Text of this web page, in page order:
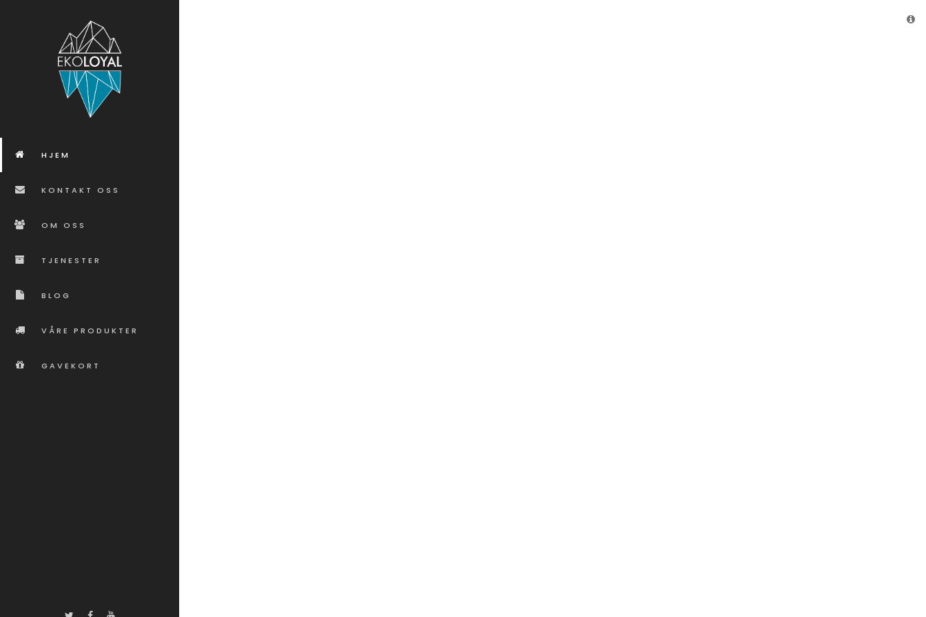
HJEM
KONTAKT OSS
OM OSS
TJENESTER
BLOG
VÅRE PRODUKTER
GAVEKORT